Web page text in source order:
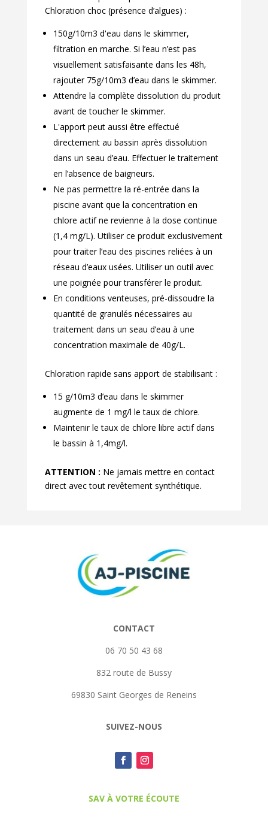
Chloration choc (présence d’algues) :
150g/10m3 d'eau dans le skimmer,
filtration en marche. Si l’eau n’est pas
visuellement satisfaisante dans les 48h,
rajouter 75g/10m3 d’eau dans le skimmer.
Attendre la complète dissolution du produit
avant de toucher le skimmer.
L'apport peut aussi être effectué
directement au bassin après dissolution
dans un seau d’eau. Effectuer le traitement
en l’absence de baigneurs.
Ne pas permettre la ré-entrée dans la
piscine avant que la concentration en
chlore actif ne revienne à la dose continue
(1,4 mg/L). Utiliser ce produit exclusivement
pour traiter l’eau des piscines reliées à un
réseau d’eaux usées. Utiliser un outil avec
une poignée pour transférer le produit.
En conditions venteuses, pré-dissoudre la
quantité de granulés nécessaires au
traitement dans un seau d’eau à une
concentration maximale de 40g/L.
Chloration rapide sans apport de stabilisant :
15 g/10m3 d’eau dans le skimmer
augmente de 1 mg/l le taux de chlore.
Maintenir le taux de chlore libre actif dans
le bassin à 1,4mg/l.
ATTENTION : Ne jamais mettre en contact
direct avec tout revêtement synthétique.
CONTACT
06 70 50 43 68
832 route de Bussy
69830 Saint Georges de Reneins
SUIVEZ-NOUS
SAV À VOTRE ÉCOUTE